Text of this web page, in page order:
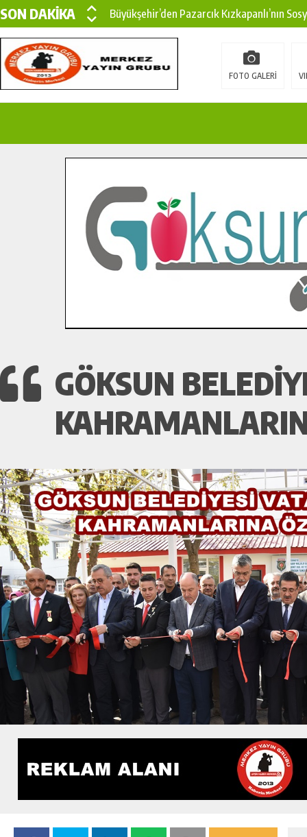
SON DAKİKA
Büyükşehir’den Pazarcık Kızkapanlı’nın
Büyükşehir’den Pazarcık Kırsalına Modern
Çin’den KSÜ’ye Uluslararası Başarı:
İlçe Jandarma Komutanı Karakaya’dan
Bertiz’in Yeni Köprüsünde Sona Doğru.
FOTO GALERİ
GÖKSUN